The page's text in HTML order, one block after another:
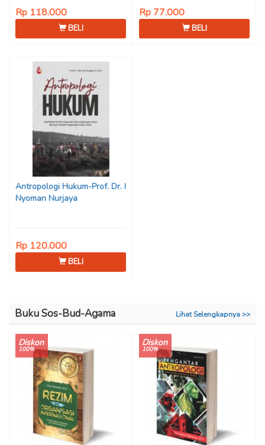
Rp 118.000
BELI
Rp 77.000
BELI
Antropologi Hukum-Prof. Dr. I
Nyoman Nurjaya
Rp 120.000
BELI
Buku Sos-Bud-Agama Lihat Selengkapnya >>
Diskon
100%
Diskon
100%